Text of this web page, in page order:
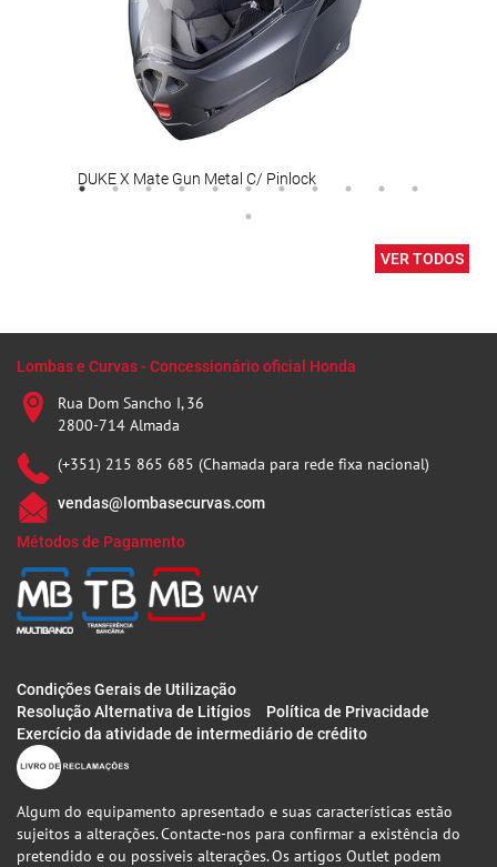
DUKE X Mate Gun Metal C/ Pinlock
VER TODOS
Lombas e Curvas - Concessionário oficial Honda
Rua Dom Sancho I, 36
2800-714 Almada
(+351) 215 865 685 (Chamada para rede fixa nacional)
vendas@lombasecurvas.com
Métodos de Pagamento
Condições Gerais de Utilização
Resolução Alternativa de Litígios
Política de Privacidade
Exercício da atividade de intermediário de crédito
Algum do equipamento apresentado e suas características estão
sujeitos a alterações. Contacte-nos para confirmar a existência do
pretendido e ou possiveis alterações. Os artigos Outlet podem